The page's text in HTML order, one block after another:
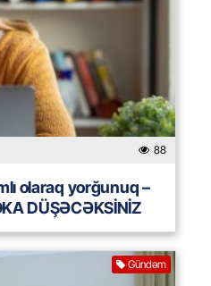
88
olaraq yorğunuq –
DÜŞƏCƏKSİNİZ
Gündəm